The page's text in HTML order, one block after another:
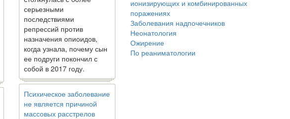
серьезными
последствиями
репрессий против
назначения опиоидов,
когда узнала, почему сын
ее подруги покончил с
собой в 2017 году.
Психическое заболевание
не является причиной
массовых расстрелов
ионизирующих и комбинированных
поражениях
Заболевания надпочечников
Неонатология
Ожирение
По реаниматологии